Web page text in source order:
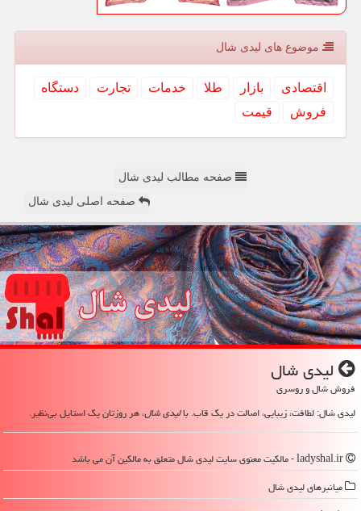
موضوع های لیدی شال
اقتصادی بازار طلا خدمات تجارت
دستگاه
فروش
قیمت
صفحه مطالب لیدی شال
صفحه اصلی لیدی شال
لیدی شال
فروش شال و روسری
لیدی شال: لطافت، زیبایی، اصالت در یک قاب. بالیدی شال، هر روزتان یک استایل بی‌نظیر.
میانبرهای لیدی شال